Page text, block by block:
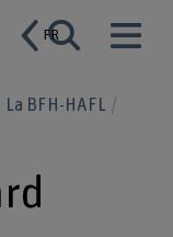
FR
La BFH-HAFL